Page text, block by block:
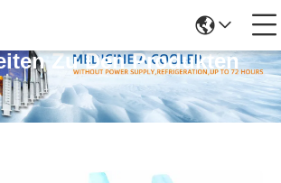
Zu Den Produkten